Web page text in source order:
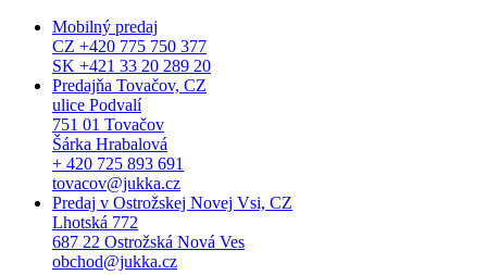
Mobilný predaj
CZ +420 775 750 377
SK +421 33 20 289 20
Predajňa Tovačov, CZ
ulice Podvalí
751 01 Tovačov
Šárka Hrabalová
+ 420 725 893 691
tovacov@jukka.cz
Predaj v Ostrožskej Novej Vsi, CZ
Lhotská 772
687 22 Ostrožská Nová Ves
obchod@jukka.cz